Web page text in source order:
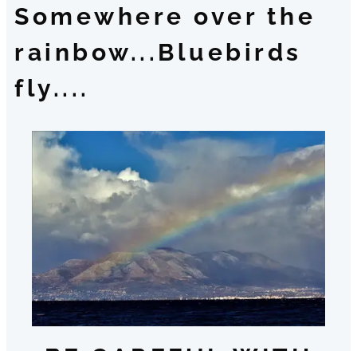
Somewhere over the
rainbow...Bluebirds
fly....